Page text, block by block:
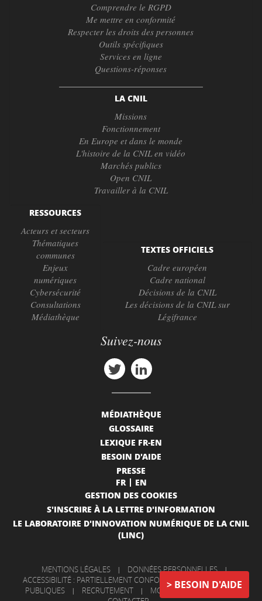
BESOIN D'AIDE
Comprendre le RGPD
Me mettre en conformité
Respecter les droits des personnes
Outils spécifiques
Services en ligne
Questions-réponses
LA CNIL
Missions
Fonctionnement
En Europe et dans le monde
L'histoire de la CNIL en vidéo
Marchés publics
Open CNIL
Travailler à la CNIL
RESSOURCES
Acteurs et secteurs
Thématiques
communes
Enjeux
numériques
Cybersécurité
Consultations
Médiathèque
TEXTES OFFICIELS
Cadre européen
Cadre national
Décisions de la CNIL
Les décisions de la CNIL sur
Légifrance
Suivez-nous
MÉDIATHÈQUE
GLOSSAIRE
LEXIQUE FR-EN
BESOIN D'AIDE
PRESSE
FR
EN
GESTION DES COOKIES
S'INSCRIRE À LA LETTRE D'INFORMATION
LE LABORATOIRE D'INNOVATION NUMÉRIQUE DE LA CNIL
(LINC)
MENTIONS LÉGALES | DONNÉES PERSONNELLES |
ACCESSIBILITÉ : PARTIELLEMENT CONFORME
|
INFORMATIONS
PUBLIQUES
| RECRUTEMENT | MON COMPTE |
NOUS